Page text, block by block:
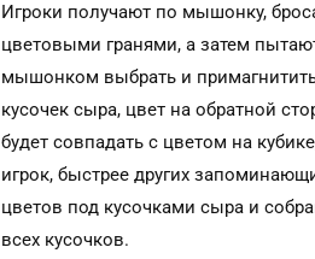
Игроки получают по мышонку,
цветовыми гранями, а затем
мышонком выбрать и
кусочек сыра, цвет на обратной
будет совпадать с цветом на
игрок, быстрее других
цветов под кусочками сыра и
всех кусочков.